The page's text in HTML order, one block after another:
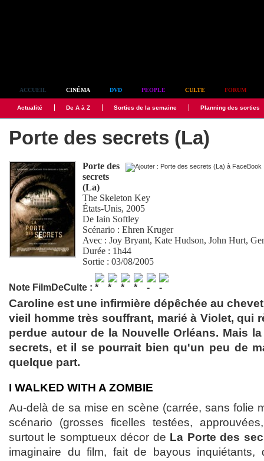
ACCUEIL CINÉMA DVD PEOPLE CULTE FORUM
Actualité De A à Z Sorties de la semaine Planning des sorties
Porte des secrets (La)
Porte des
secrets
(La)
The Skeleton Key
États-Unis, 2005
DeIain Softley
Scénario :Ehren Kruger
Avec :Joy Bryant,Kate Hudson,John Hurt,
Durée : 1h44
Sortie : 03/08/2005
Note FilmDeCulte :
Caroline est une infirmière dépêchée au
vieil homme très souffrant, marié à Violet, qui
perdue autour de la Nouvelle Orléans. Mais
secrets, et il se pourrait bien qu'un peu de
quelque part.
I WALKED WITH A ZOMBIE
Au-delà de sa mise en scène (carrée, sans folie
scénario (grosses ficelles testées,
surtout le somptueux décor de La Porte des
imaginaire du film, fait de bayous inquiétants,